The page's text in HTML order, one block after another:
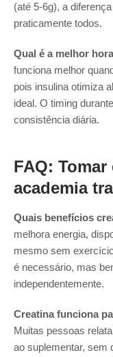
(até 5-6g), a
praticamente todos.
Qual é a melhor
funciona melhor
pois insulina otimiza
ideal. O timing
consistência diária.
FAQ:
academia
Quais benefícios
melhora energia,
mesmo sem
é necessário, mas
independentemente.
Creatina funciona
Muitas pessoas
ao suplementar, sem